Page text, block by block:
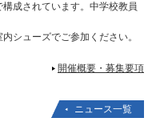
成されています。中学校教員
シューズでご参加ください。
開催概要・募集要項
ニュース一覧